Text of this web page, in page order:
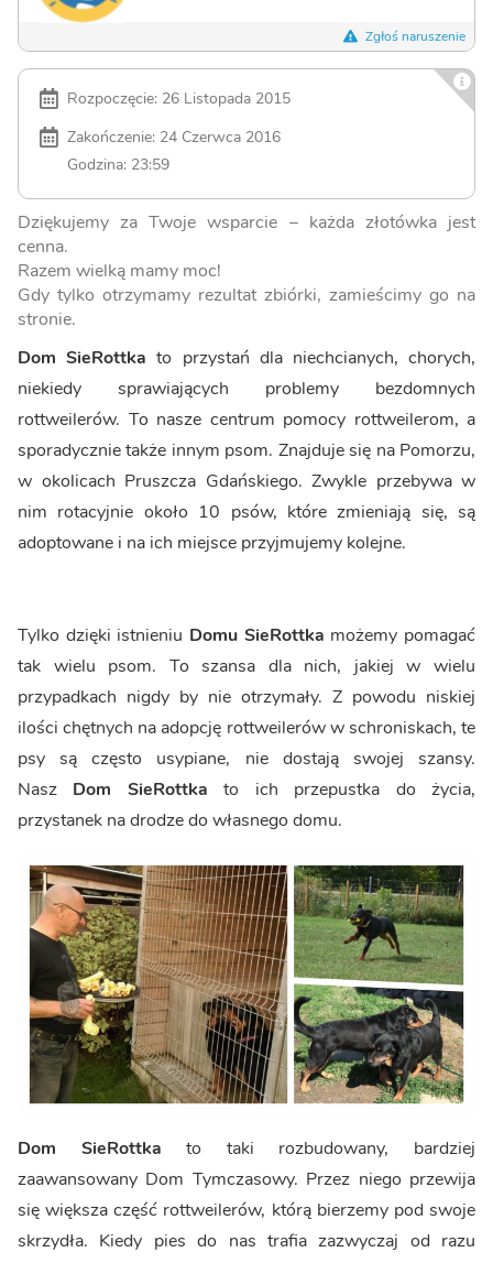
Zgłoś naruszenie
Rozpoczęcie: 26 Listopada 2015
Zakończenie: 24 Czerwca 2016
Godzina: 23:59
Dziękujemy za Twoje wsparcie – każda złotówka jest
cenna.
Razem wielką mamy moc!
Gdy tylko otrzymamy rezultat zbiórki, zamieścimy go na
stronie.
Dom SieRottka to przystań dla niechcianych, chorych,
niekiedy sprawiających problemy bezdomnych
rottweilerów. To nasze centrum pomocy rottweilerom, a
sporadycznie także innym psom. Znajduje się na Pomorzu,
w okolicach Pruszcza Gdańskiego. Zwykle przebywa w
nim rotacyjnie około 10 psów, które zmieniają się, są
adoptowane i na ich miejsce przyjmujemy kolejne.
Tylko dzięki istnieniu Domu SieRottka możemy pomagać
tak wielu psom. To szansa dla nich, jakiej w wielu
przypadkach nigdy by nie otrzymały. Z powodu niskiej
ilości chętnych na adopcję rottweilerów w schroniskach, te
psy są często usypiane, nie dostają swojej szansy.
Nasz Dom SieRottkato ich przepustka do życia,
przystanek na drodze do własnego domu.
Dom SieRottka to taki rozbudowany, bardziej
zaawansowany Dom Tymczasowy. Przez niego przewija
się większa część rottweilerów, którą bierzemy pod swoje
skrzydła. Kiedy pies do nas trafia zazwyczaj od razu